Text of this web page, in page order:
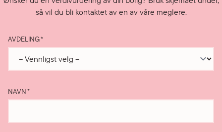
så vil du bli kontaktet av en av våre meglere.
AVDELING*
NAVN*